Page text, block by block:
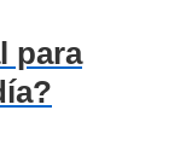
para